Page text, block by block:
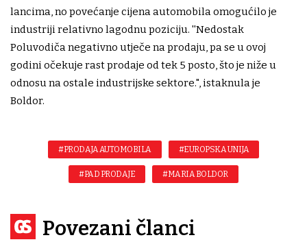
lancima, no povećanje cijena automobila omogućilo je
industriji relativno lagodnu poziciju. ''Nedostak
Poluvodiča negativno utječe na prodaju, pa se u ovoj
godini očekuje rast prodaje od tek 5 posto, što je niže u
odnosu na ostale industrijske sektore.", istaknula je
Boldor.
#PRODAJA AUTOMOBILA #EUROPSKA UNIJA
#PAD PRODAJE #MARIA BOLDOR
Povezani članci